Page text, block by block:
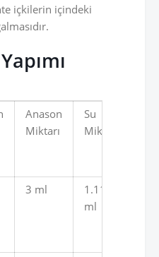
içkilerin içindeki
Anason
Miktarı
Su
Miktarı
3 ml
1.113
ml